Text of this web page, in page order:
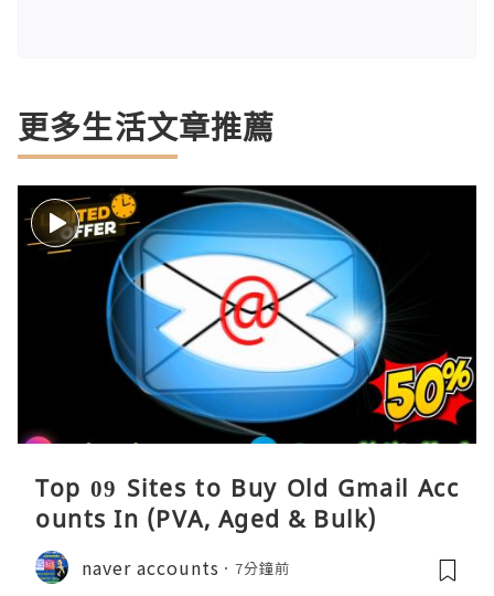
更多生活文章推薦
Top 09 Sites to Buy Old Gmail Acc
ounts In (PVA, Aged & Bulk)
naver accounts 7分鐘前